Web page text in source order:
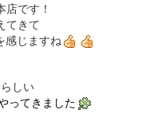
です！
てきて
感じますね
しい
ってきました